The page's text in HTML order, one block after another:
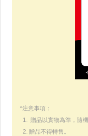
*注意事項：
1. 贈品以實物為準，隨
2. 贈品不得轉售。